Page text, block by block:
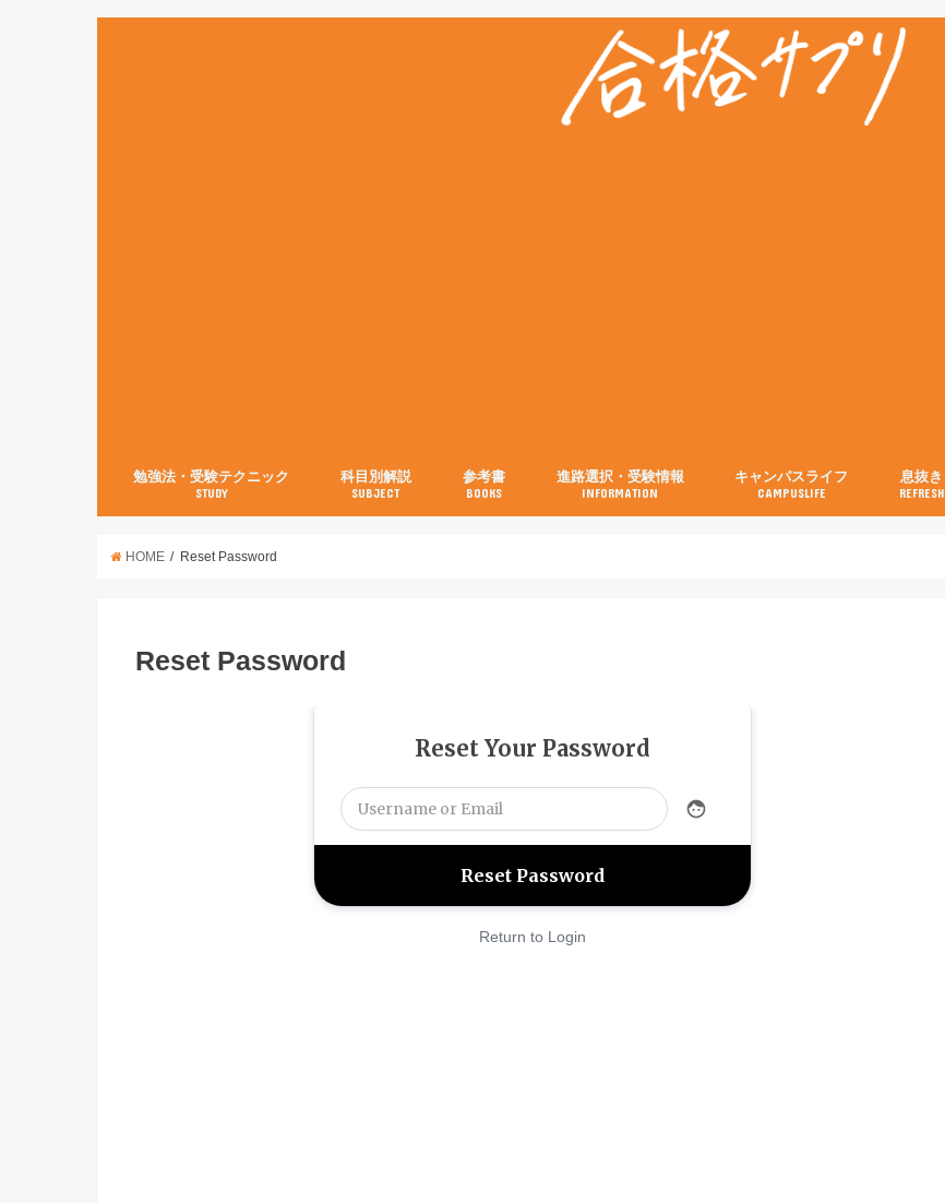
勉強法・受験テクニック
STUDY
科目別解説
SUBJECT
参考書
BOOKS
進路選択・受験情報
INFORMATION
キャンパスライフ
CAMPUSLIFE
息抜き
REFRESH
HOME Reset Password
Reset Password
Reset Your Password
face
Return to Login